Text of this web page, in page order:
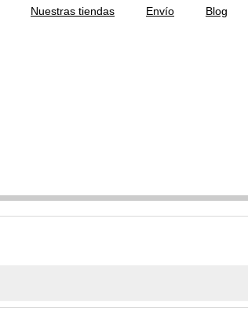
Nuestras tiendas Envío Blog